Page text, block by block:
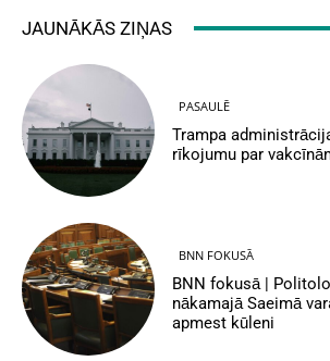
JAUNĀKĀS ZIŅAS
PASAULĒ
Trampa
rīkojumu par
BNN FOKUSĀ
BNN fokusā |
nākamajā Saeimā
apmest kūleni